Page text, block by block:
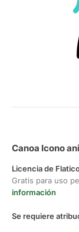
Canoa Icono
Licencia de
Gratis para uso
información
Se requiere